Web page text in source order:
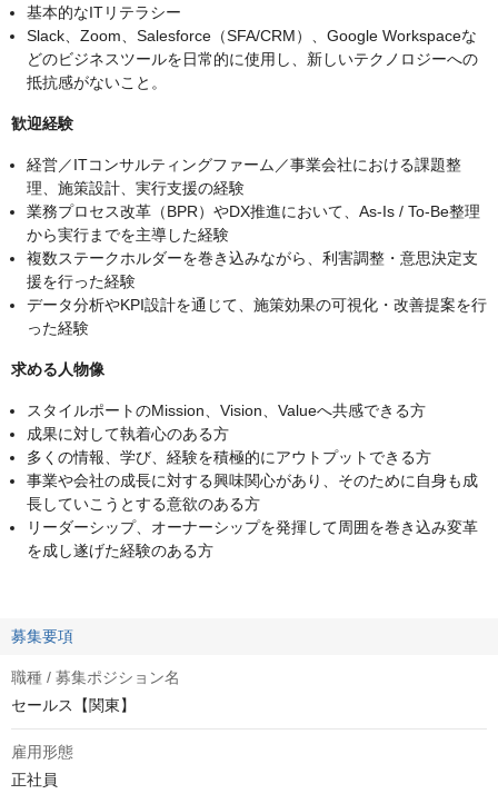
基本的なITリテラシー
Slack、Zoom、Salesforce（SFA/CRM）、Google Workspaceな
どのビジネスツールを日常的に使用し、新しいテクノロジーへの
抵抗感がないこと。
歓迎経験
経営／ITコンサルティングファーム／事業会社における課題整
理、施策設計、実行支援の経験
業務プロセス改革（BPR）やDX推進において、As-Is / To-Be整理
から実行までを主導した経験
複数ステークホルダーを巻き込みながら、利害調整・意思決定支
援を行った経験
データ分析やKPI設計を通じて、施策効果の可視化・改善提案を行
った経験
求める人物像
スタイルポートのMission、Vision、Valueへ共感できる方
成果に対して執着心のある方
多くの情報、学び、経験を積極的にアウトプットできる方
事業や会社の成長に対する興味関心があり、そのために自身も成
長していこうとする意欲のある方
リーダーシップ、オーナーシップを発揮して周囲を巻き込み変革
を成し遂げた経験のある方
募集要項
職種 / 募集ポジション名
セールス【関東】
雇用形態
正社員